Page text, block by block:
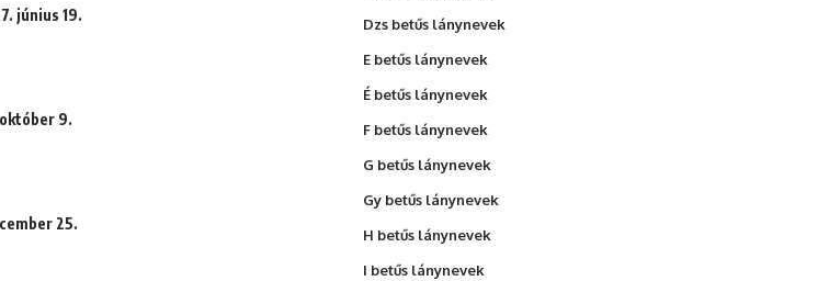
június 19.
9.
25.
Dzs betűs lánynevek
E betűs lánynevek
É betűs lánynevek
F betűs lánynevek
G betűs lánynevek
Gy betűs lánynevek
H betűs lánynevek
I betűs lánynevek